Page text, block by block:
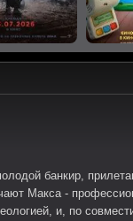
банкир,
Макса -
и, по